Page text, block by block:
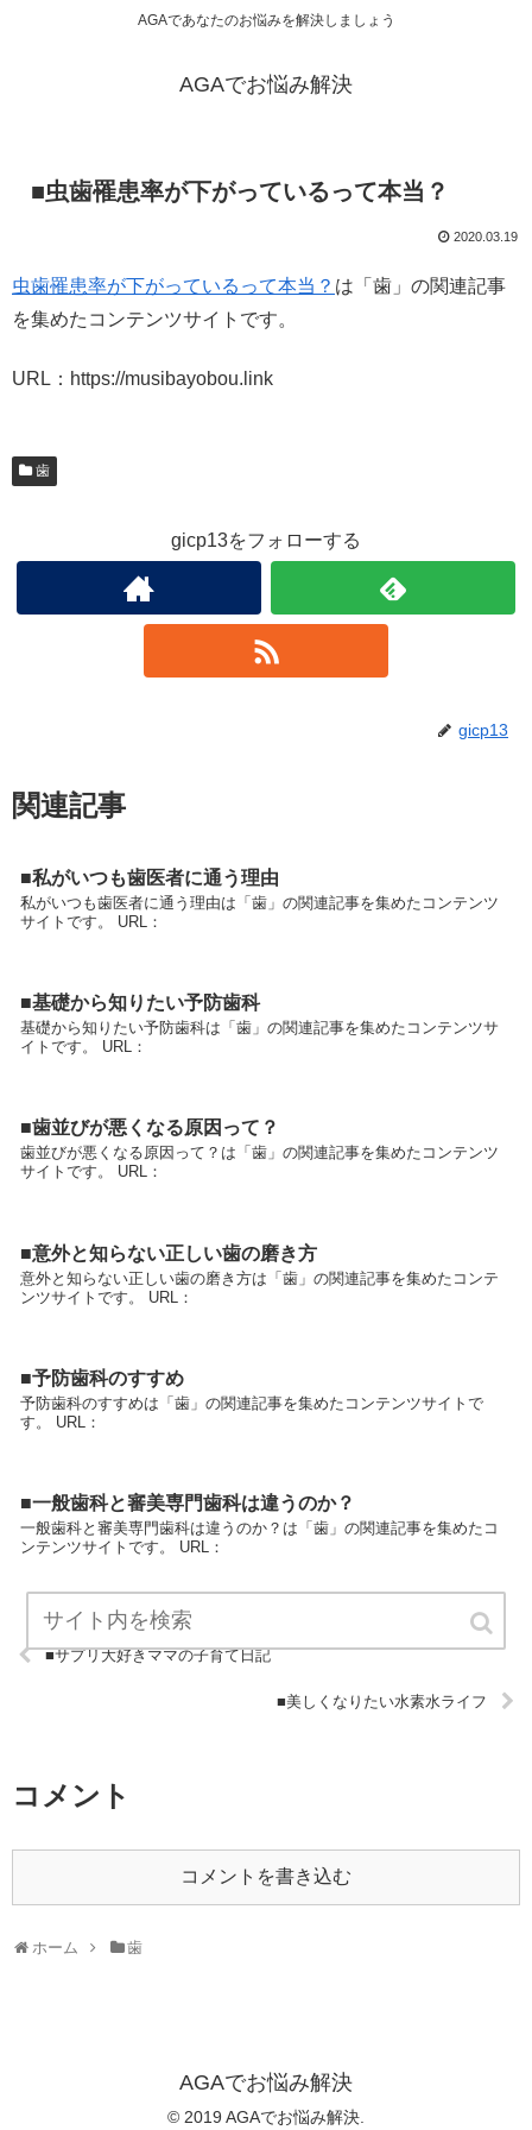
AGAであなたのお悩みを解決しましょう
AGAでお悩み解決
■虫歯罹患率が下がっているって本当？
2020.03.19
虫歯罹患率が下がっているって本当？ は「歯」の関連記事
を集めたコンテンツサイトです。
URL：https://musibayobou.link
歯
gicp13をフォローする
gicp13
関連記事
■私がいつも歯医者に通う理由
私がいつも歯医者に通う理由は「歯」の関連記事を集めたコンテンツ
サイトです。 URL：
■基礎から知りたい予防歯科
基礎から知りたい予防歯科は「歯」の関連記事を集めたコンテンツサ
イトです。 URL：
■歯並びが悪くなる原因って？
歯並びが悪くなる原因って？は「歯」の関連記事を集めたコンテンツ
サイトです。 URL：
■意外と知らない正しい歯の磨き方
意外と知らない正しい歯の磨き方は「歯」の関連記事を集めたコンテ
ンツサイトです。 URL：
■予防歯科のすすめ
予防歯科のすすめは「歯」の関連記事を集めたコンテンツサイトで
す。 URL：
■一般歯科と審美専門歯科は違うのか？
一般歯科と審美専門歯科は違うのか？は「歯」の関連記事を集めたコ
ンテンツサイトです。 URL：
■サプリ大好きママの子育て日記
■美しくなりたい水素水ライフ
コメント
コメントを書き込む
ホーム 歯
AGAでお悩み解決
© 2019 AGAでお悩み解決.